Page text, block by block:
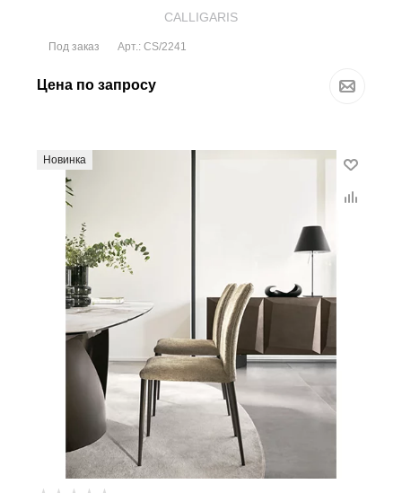
CALLIGARIS
Под заказ Арт.: CS/2241
Цена по запросу
Новинка